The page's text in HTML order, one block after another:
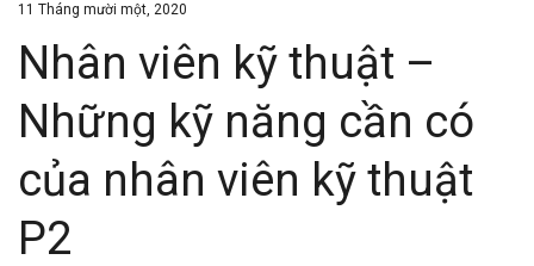
11 Tháng mười một, 2020
Nhân viên kỹ thuật –
Những kỹ năng cần có
của nhân viên kỹ thuật
P2